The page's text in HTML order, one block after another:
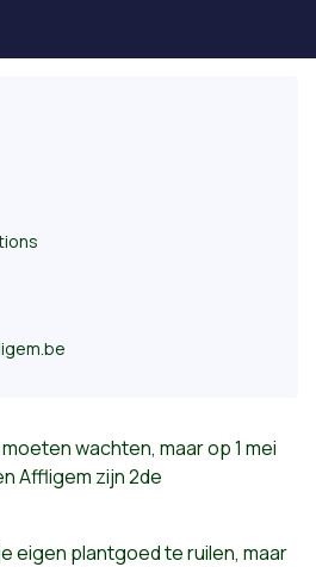
wachten, maar op 1 mei
Affligem zijn 2de
eigen plantgoed te ruilen, maar